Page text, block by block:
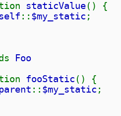
staticValue() {
self :: $my_static ;
Foo
fooStatic () {
:: $my_static ;